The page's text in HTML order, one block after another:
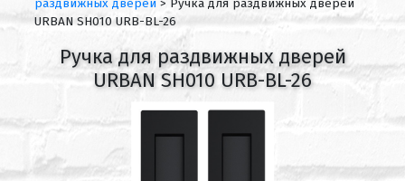
раздвижных дверей > Ручка для раздвижных дверей
URBAN SH010 URB-BL-26
Ручка для раздвижных дверей
URBAN SH010 URB-BL-26